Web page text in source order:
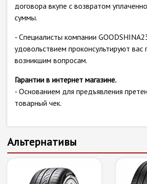
договора вкупе с возвратом
суммы.
- Специалисты компании
удовольствием проконсультируют вас
возникшим вопросам.
Гарантии в интернет магазине.
- Основанием для предъявления
товарный чек.
Альтернативы